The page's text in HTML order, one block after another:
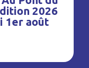
2026
1er août